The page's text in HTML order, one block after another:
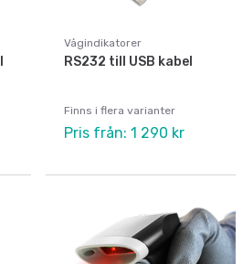
Vågindikatorer
RS232 till USB kabel
Finns i flera varianter
Pris från: 1 290 kr